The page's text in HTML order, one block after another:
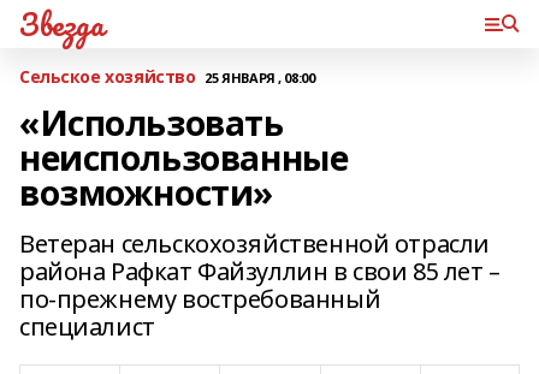
Звезда
Сельское хозяйство 25 ЯНВАРЯ , 08:00
«Использовать
неиспользованные
возможности»
Ветеран сельскохозяйственной отрасли
района Рафкат Файзуллин в свои 85 лет –
по-прежнему востребованный
специалист